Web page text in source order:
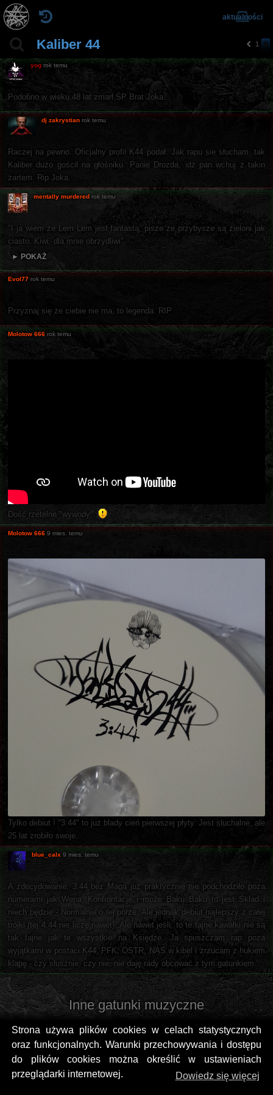
Strona używa plików cookies w celach statystycznych
oraz funkcjonalnych. Warunki przechowywania i dostępu
do plików cookies można określić w ustawieniach
przeglądarki internetowej.
Dowiedz się więcej
Kaliber 44
pr
1 2
aktualności
yog rok temu
Podobno w wieku 48 lat zmarł ŚP Brat Joka...
dj zakrystian rok temu
Raczej na pewno. Oficjalny profil K44 podał. Jak rapu sie słucham, tak
Kaliber dużo gościł na głośniku. Panie Drozda, idż pan wchuj z takin
żartem. Rip Joka.
mentally murdered rok temu
"I ja wiem że Lem Lem jest fantastą, pisze że przybysze są zieloni jak
ciasto. Kiwi, dla mnie obrzydliwi"
► POKAŻ
Evol77 rok temu
Przyznaj się że ciebie nie ma, to legenda. RIP
Molotow 666 rok temu
Dość rzetelne "wywody".
Molotow 666 9 mies. temu
Tylko debiut ! "3:44" to już blady cień pierwszej płyty. Jest sluchalne, ale
25 lat zrobiło swoje.
blue_calx 9 mies. temu
A zdecydowanie, 3:44 bez Maga już praktycznie nie podchodziło poza
numerami jak Wena, Konfrontacje i może Baku Baku to jest Sklad i
niech będzie - Normalnie o tej porze. Ale jednak debiut najlepszy z całej
trójki (tej 4:44 nie liczę nawet). Ale nawet jeśli, to te fajne kawałki nie są
tak fajne jak te wszystkie na Księdze. Ja spuszczam rap poza
wyjątkami w postaci K44, PFK, OSTR, NAS w kibel i zrzucam z hukiem
klapę - czy słusznie, czy nie, nie daję rady obcować z tym gatunkiem.
Inne gatunki muzyczne